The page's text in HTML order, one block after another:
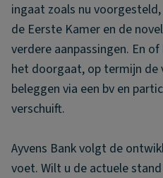
ingaat zoals nu
de Eerste Kamer en de
verdere aanpassingen. En
het doorgaat, op termijn de
beleggen via een bv en
verschuift.
Ayvens Bank volgt de
voet. Wilt u de actuele stand